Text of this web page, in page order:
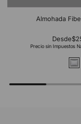
Almohada
Desde
Precio sin Impuestos